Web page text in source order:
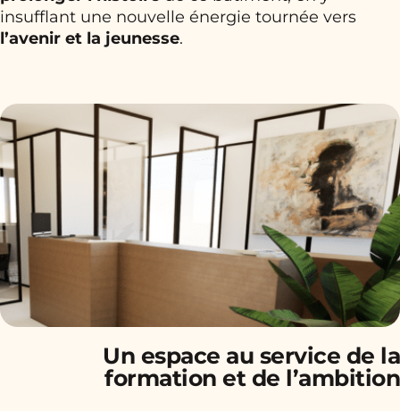
insufflant une nouvelle énergie tournée vers
l’avenir et la jeunesse.
Un espace au service de la
formation et de l’ambition